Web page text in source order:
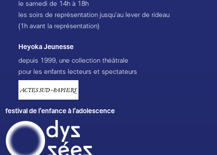
le samedi de 14h à 18h
les soirs de représentation jusqu’au lever de rideau
(1h avant la représentation)
Heyoka Jeunesse
depuis 1999, une collection théâtrale
pour les enfants lecteurs et spectateurs
festival de l’enfance à l’adolescence